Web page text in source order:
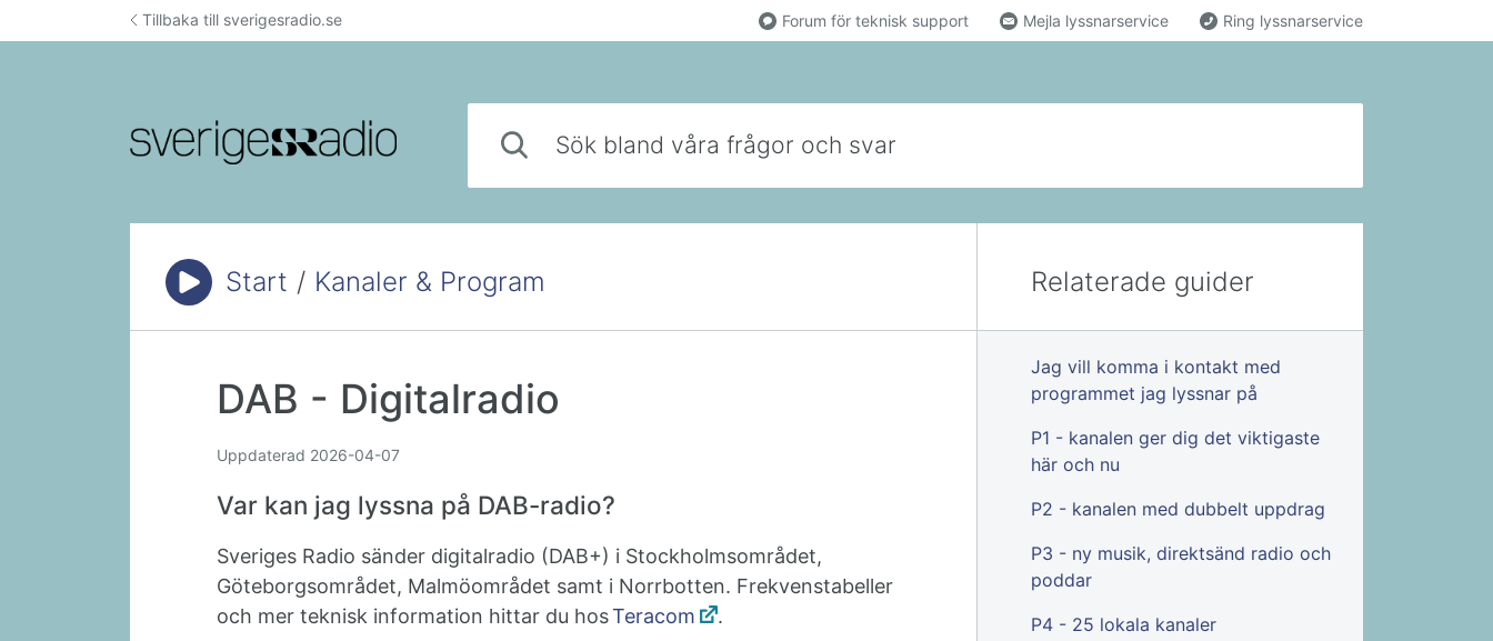
Hoppa till innehållTillbaka till sverigesradio.se Forum för teknisk support Mejla lyssnarservice Ring lyssnarservice
Du är här:Start / Kanaler & Program
DAB - Digitalradio
Uppdaterad 2026-04-07
Var kan jag lyssna på DAB-radio?
Sveriges Radio sänder digitalradio (DAB+) i Stockholmsområdet,
Göteborgsområdet, Malmöområdet samt i Norrbotten. Frekvenstabeller
och mer teknisk information hittar du hosTeracom .
Relaterade guider
Jag vill komma i kontakt med
programmet jag lyssnar på
P1 - kanalen ger dig det viktigaste
här och nu
P2 - kanalen med dubbelt uppdrag
P3 - ny musik, direktsänd radio och
poddar
P4 - 25 lokala kanaler